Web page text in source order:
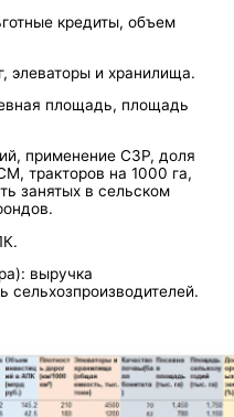
кредиты, объем
элеваторы и хранилища.
площадь, площадь
применение СЗР, доля
тракторов на 1000 га,
занятых в сельском
выручка
сельхозпроизводителей.